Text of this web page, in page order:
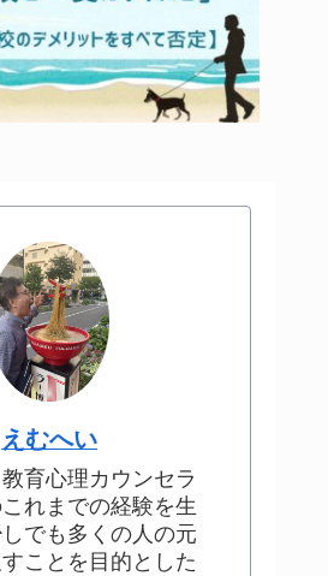
えむへい
育心理カウンセラ
れまでの経験を生
でも多くの人の元
ことを目的とした